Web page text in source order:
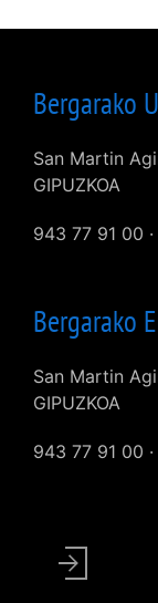
Bergarako
San Martin
GIPUZKOA
943 77 91 00 ·
Bergarako
San Martin
GIPUZKOA
943 77 91 00 ·
User
account